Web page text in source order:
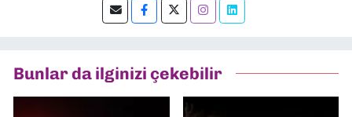
editörlük yapıyorum.
Bunlar da ilginizi çekebilir